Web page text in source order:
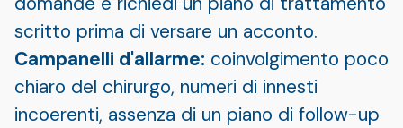
scritto prima di versare un acconto.
Campanelli d'allarme: coinvolgimento poco
chiaro del chirurgo, numeri di innesti
incoerenti, assenza di un piano di follow-up